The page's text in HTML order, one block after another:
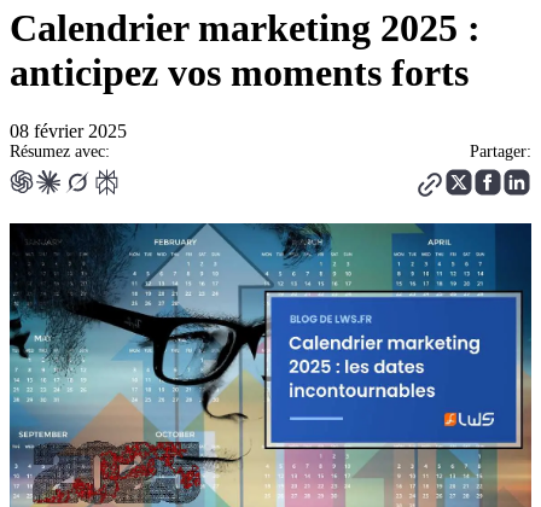
Calendrier marketing 2025 :
anticipez vos moments forts
08 février 2025
Résumez avec: Partager: